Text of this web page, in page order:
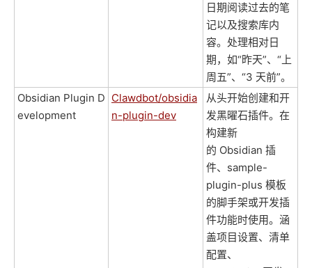
日期阅读过去的笔
记以及搜索库内
容。处理相对日
期，如“昨天”、“上
周五”、“3 天前”。
Obsidian Plugin D
evelopment
Clawdbot/obsidia
n-plugin-dev
从头开始创建和开
发黑曜石插件。在
构建新
的 Obsidian 插
件、sample-
plugin-plus 模板
的脚手架或开发插
件功能时使用。涵
盖项目设置、清单
配置、